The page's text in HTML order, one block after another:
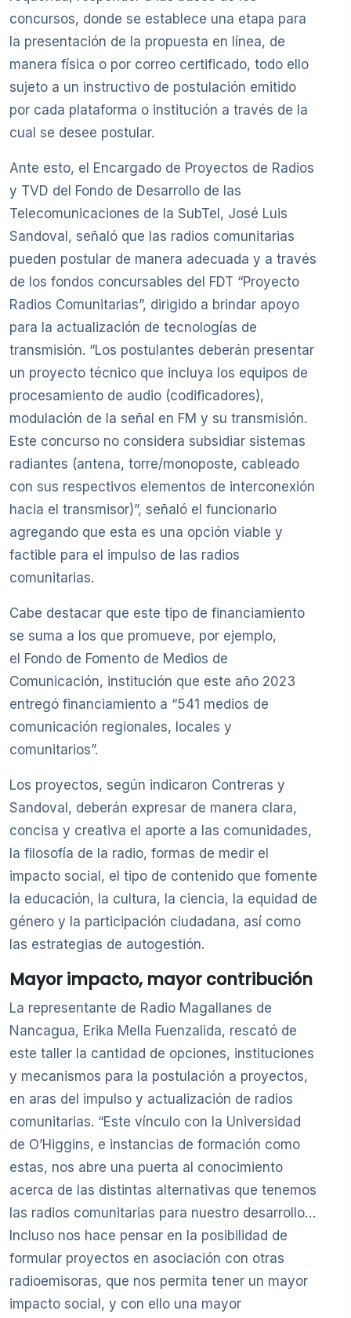
concursos, donde se establece una etapa para
la presentación de la propuesta en línea, de
manera física o por correo certificado, todo ello
sujeto a un instructivo de postulación emitido
por cada plataforma o institución a través de la
cual se desee postular.
Ante esto, el Encargado de Proyectos de Radios
y TVD del Fondo de Desarrollo de las
Telecomunicaciones de la SubTel, José Luis
Sandoval, señaló que las radios comunitarias
pueden postular de manera adecuada y a través
de los fondos concursables del FDT “Proyecto
Radios Comunitarias”, dirigido a brindar apoyo
para la actualización de tecnologías de
transmisión. “Los postulantes deberán presentar
un proyecto técnico que incluya los equipos de
procesamiento de audio (codificadores),
modulación de la señal en FM y su transmisión.
Este concurso no considera subsidiar sistemas
radiantes (antena, torre/monoposte, cableado
con sus respectivos elementos de interconexión
hacia el transmisor)”, señaló el funcionario
agregando que esta es una opción viable y
factible para el impulso de las radios
comunitarias.
Cabe destacar que este tipo de financiamiento
se suma a los que promueve, por ejemplo,
el Fondo de Fomento de Medios de
Comunicación, institución que este año 2023
entregó financiamiento a “541 medios de
comunicación regionales, locales y
comunitarios”.
Los proyectos, según indicaron Contreras y
Sandoval, deberán expresar de manera clara,
concisa y creativa el aporte a las comunidades,
la filosofía de la radio, formas de medir el
impacto social, el tipo de contenido que fomente
la educación, la cultura, la ciencia, la equidad de
género y la participación ciudadana, así como
las estrategias de autogestión.
Mayor impacto, mayor contribución
La representante de Radio Magallanes de
Nancagua, Erika Mella Fuenzalida, rescató de
este taller la cantidad de opciones, instituciones
y mecanismos para la postulación a proyectos,
en aras del impulso y actualización de radios
comunitarias. “Este vínculo con la Universidad
de O’Higgins, e instancias de formación como
estas, nos abre una puerta al conocimiento
acerca de las distintas alternativas que tenemos
las radios comunitarias para nuestro desarrollo…
Incluso nos hace pensar en la posibilidad de
formular proyectos en asociación con otras
radioemisoras, que nos permita tener un mayor
impacto social, y con ello una mayor